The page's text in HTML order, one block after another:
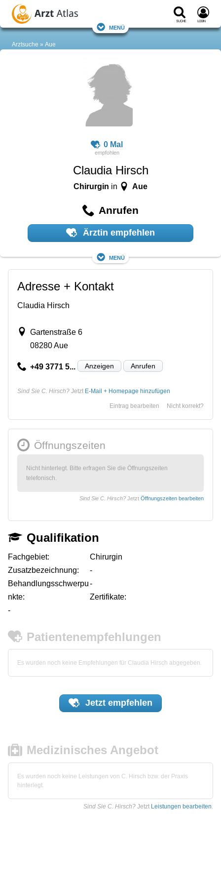
Suche Login
Menü
Arztsuche Aue
0 Mal
Claudia Hirsch
Chirurgin in Aue
Anrufen
Ärztin empfehlen
Menü
Adresse + Kontakt
Claudia Hirsch
Gartenstraße 6
08280 Aue
+49 3771 5... Anzeigen Anrufen
Sind Sie C. Hirsch? Jetzt E-Mail + Homepage hinzufügen
Nicht korrekt?
Eintrag bearbeiten
Öffnungszeiten
Nicht hinterlegt. Bitte erfragen Sie die Öffnungszeiten
telefonisch.
Sind Sie C. Hirsch? Jetzt Öffnungszeiten bearbeiten
Qualifikation
Fachgebiet:
Chirurgin
Zusatzbezeichnung:
-
Behandlungsschwerpu
nkte:
-
Zertifikate:
-
Patientenempfehlungen
Es wurden noch keine Empfehlungen für Claudia Hirsch abgegeben.
Jetzt empfehlen
Medizinisches Angebot
Es wurden noch keine Leistungen von C. Hirsch bzw. der Praxis
hinterlegt.
Sind Sie C. Hirsch? Jetzt Leistungen bearbeiten.